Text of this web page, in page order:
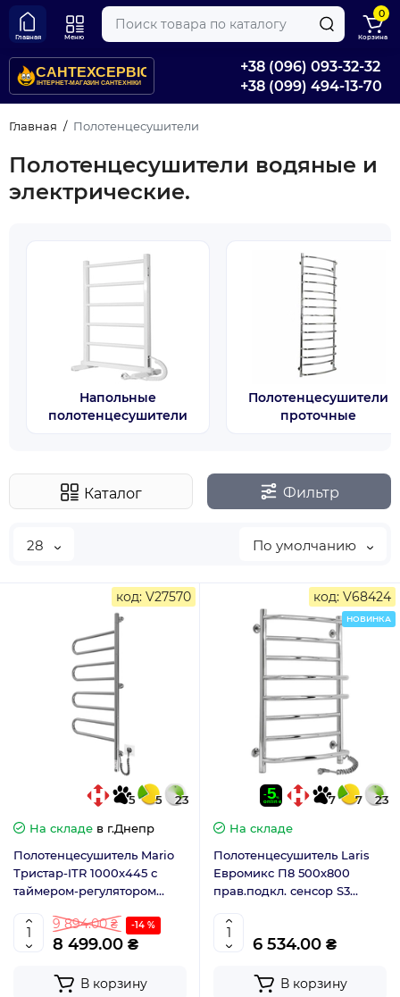
+38 (096) 093-32-32
+38 (099) 494-13-70
Главная Меню
0
Корзина
Главная Полотенцесушители
Полотенцесушители водяные и
электрические.
Напольные
полотенцесушители
Полотенцесушители
проточные
Каталог Фильтр
28 По умолчанию
код: V27570
5 5
23
На складе в г.Днепр
Полотенцесушитель Mario
Тристар-ITR 1000x445 с
таймером-регулятором
9 894.00 ₴ -14 %
8 499.00 ₴
В корзину
код: V68424
7 7 23
НОВИНКА
На складе
Полотенцесушитель Laris
Евромикс П8 500х800
прав.подкл. сенсор S3
6 534.00 ₴
В корзину